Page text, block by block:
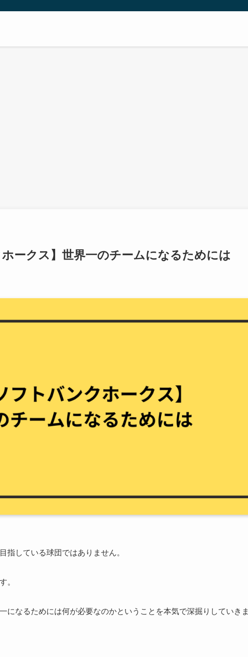
ホークス】世界一のチームになるためには
指している球団ではありません。
。
になるためには何が必要なのかということを本気で深掘りしていきま